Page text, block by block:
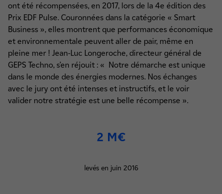
ont été récompensées, en 2017, lors de la 4e édition des
Prix EDF Pulse. Couronnées dans la catégorie « Smart
Business », elles montrent que performances économique
et environnementale peuvent aller de pair, même en
pleine mer ! Jean-Luc Longeroche, directeur général de
GEPS Techno, s’en réjouit : « Notre démarche est unique
dans le monde des énergies modernes. Nos échanges
avec le jury ont été intenses et instructifs, et le voir
valider notre stratégie est une belle récompense ».
2 M€
levés en juin 2016